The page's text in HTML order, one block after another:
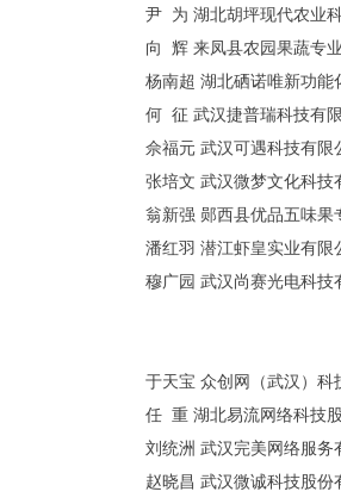
尹 为 湖北胡坪现代农业
向
辉 来凤县农园果蔬专
杨南超 湖北硒诺唯新功能
何 征 武汉捷普瑞科技有
佘福元 武汉可遇科技有限
张培文 武汉微梦文化科技
翁新强 郧西县优品五味果
潘红羽 潜江虾皇实业有限
穆广园 武汉尚赛光电科技
于天宝 众创网（武汉）科
任 重 湖北易流网络科技
刘统洲 武汉完美网络服务
赵晓昌 武汉微诚科技股份